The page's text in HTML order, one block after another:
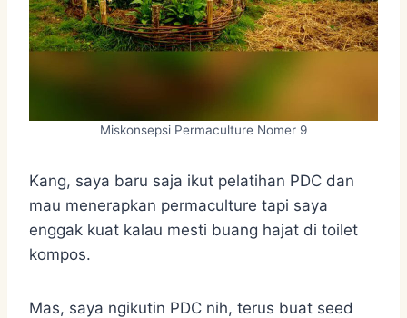
Miskonsepsi Permaculture Nomer 9
Kang, saya baru saja ikut pelatihan PDC dan
mau menerapkan permaculture tapi saya
enggak kuat kalau mesti buang hajat di toilet
kompos.
Mas, saya ngikutin PDC nih, terus buat seed